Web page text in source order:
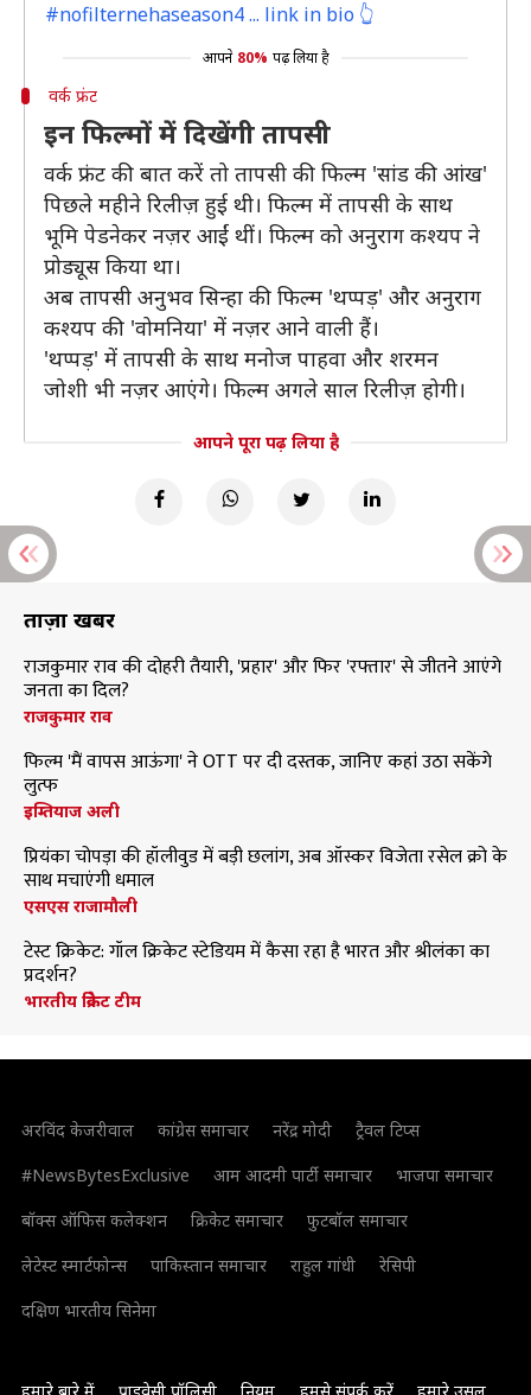
#nofilternehaseason4 ... link in bio 👆
आपने 80% पढ़ लिया है
वर्क फ्रंट
इन फिल्मों में दिखेंगी तापसी
वर्क फ्रंट की बात करें तो तापसी की फिल्म 'सांड की आंख'
पिछले महीने रिलीज़ हुई थी। फिल्म में तापसी के साथ
भूमि पेडनेकर नज़र आईं थीं। फिल्म को अनुराग कश्यप ने
प्रोड्यूस किया था।
अब तापसी अनुभव सिन्हा की फिल्म 'थप्पड़' और अनुराग
कश्यप की 'वोमनिया' में नज़र आने वाली हैं।
'थप्पड़' में तापसी के साथ मनोज पाहवा और शरमन
जोशी भी नज़र आएंगे। फिल्म अगले साल रिलीज़ होगी।
आपने पूरा पढ़ लिया है
ताज़ा खबरें
राजकुमार राव की दोहरी तैयारी, 'प्रहार' और फिर 'रफ्तार' से जीतने आएंगे
जनता का दिल?
राजकुमार राव
फिल्म 'मैं वापस आऊंगा' ने OTT पर दी दस्तक, जानिए कहां उठा सकेंगे
लुत्फ
इम्तियाज अली
प्रियंका चोपड़ा की हॉलीवुड में बड़ी छलांग, अब ऑस्कर विजेता रसेल क्रो के
साथ मचाएंगी धमाल
एसएस राजामौली
टेस्ट क्रिकेट: गॉल क्रिकेट स्टेडियम में कैसा रहा है भारत और श्रीलंका का
प्रदर्शन?
भारतीय क्रिकेट टीम
अरविंद केजरीवाल कांग्रेस समाचार नरेंद्र मोदी
ट्रैवल टिप्स
#NewsBytesExclusive
आम आदमी पार्टी समाचार
भाजपा समाचार
बॉक्स ऑफिस कलेक्शन
क्रिकेट समाचार
फुटबॉल समाचार
लेटेस्ट स्मार्टफोन्स
पाकिस्तान समाचार राहुल गांधी
रेसिपी
दक्षिण भारतीय सिनेमा